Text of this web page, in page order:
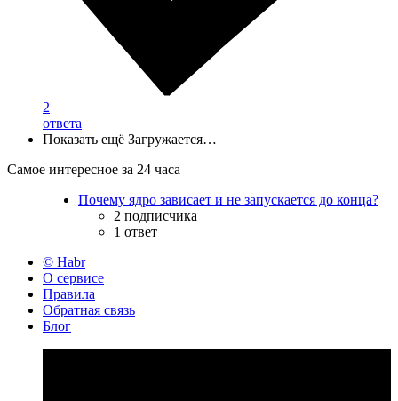
2
ответа
Показать ещё Загружается…
Самое интересное за 24 часа
Почему ядро зависает и не запускается до конца?
2 подписчика
1 ответ
© Habr
О сервисе
Правила
Обратная связь
Блог